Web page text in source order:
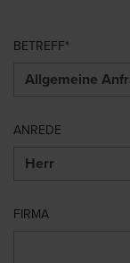
BETREFF
ANREDE
FIRMA